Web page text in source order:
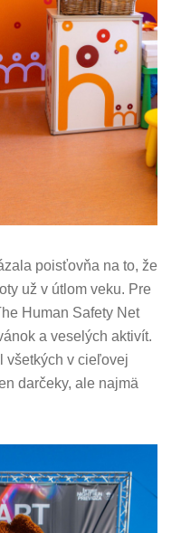
poisťovňa na to, že
už v útlom veku. Pre
Human Safety Net
a veselých aktivít.
všetkých v cieľovej
darčeky, ale najmä